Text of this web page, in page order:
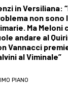
in Versiliana:
non sono
Ma Meloni
andare al
Vannacci
al Viminale”
PIANO